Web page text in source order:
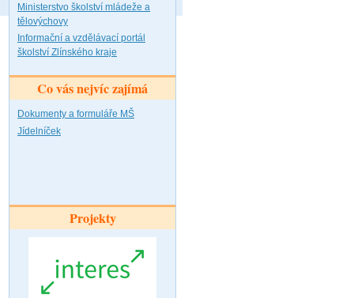
Ministerstvo školství mládeže a
tělovýchovy
Informační a vzdělávací portál
školství Zlínského kraje
Co vás nejvíc zajímá
Dokumenty a formuláře MŠ
Jídelníček
Projekty